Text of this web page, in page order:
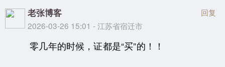
老张博客
2026-03-26 15:01 - 江苏省宿迁市
回复
零几年的时候，证都是“买”的！！